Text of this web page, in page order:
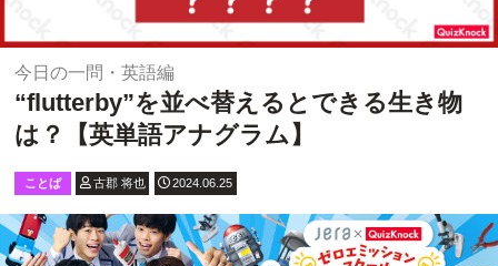
今日の一問・英語編
“flutterby”を並べ替えるとできる生き物
は？【英単語アナグラム】
ことば 古郡 将也 2024.06.25